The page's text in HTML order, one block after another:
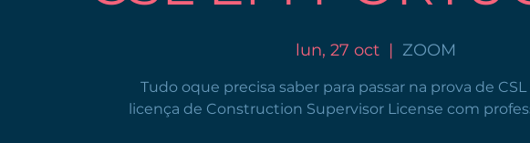
lun, 27 oct
  |
ZOOM
Tudo oque precisa saber para passar na prova de
licença de Construction Supervisor License com